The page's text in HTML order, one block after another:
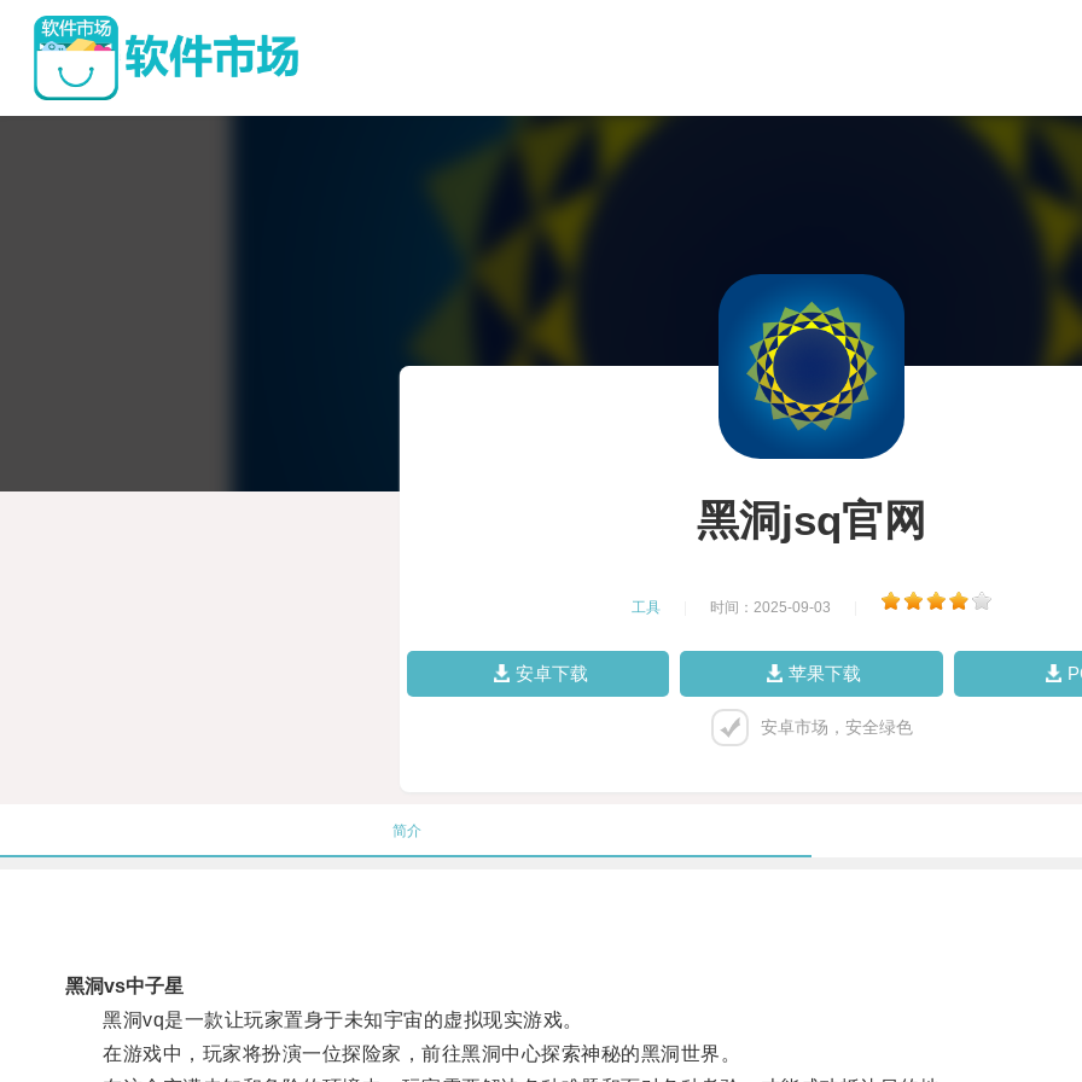
黑洞jsq官网
工具 时间：2025-09-03
安卓下载 苹果下载
安卓市场，安全绿色
简介
黑洞vs中子星
黑洞vq是一款让玩家置身于未知宇宙的虚拟现实游戏。
在游戏中，玩家将扮演一位探险家，前往黑洞中心探索神秘的黑洞世界。